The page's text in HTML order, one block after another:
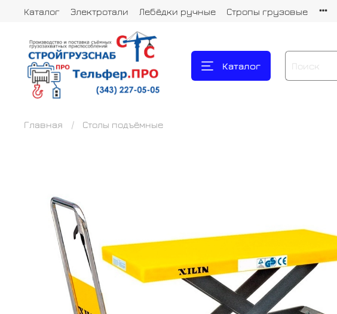
Каталог Электротали Лебёдки ручные Стропы грузовые
Каталог
Главная Столы подъёмные